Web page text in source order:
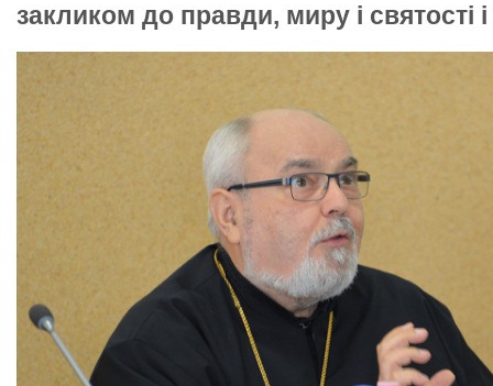
закликом до правди, миру і святості